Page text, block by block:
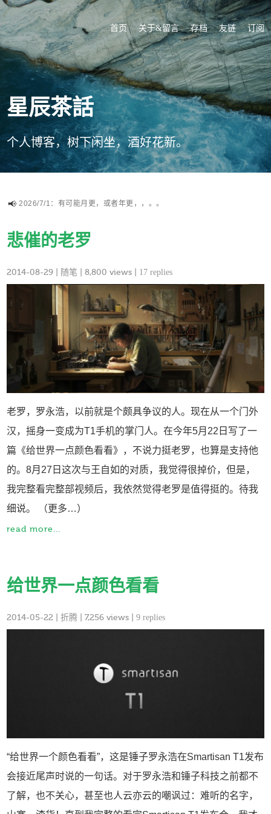
首页 关于&留言 存档 友链 订阅
星辰茶話
个人博客，树下闲坐，酒好花新。
2026/7/1：有可能月更，或者年更，，。。
悲催的老罗
2014-08-29 随笔 | 8,800 views | 17 replies
老罗，罗永浩，以前就是个颇具争议的人。现在从一个门外
汉，摇身一变成为T1手机的掌门人。在今年5月22日写了一
篇《给世界一点颜色看看》，不说力挺老罗，也算是支持他
的。8月27日这次与王自如的对质，我觉得很掉价，但是，
我完整看完整部视频后，我依然觉得老罗是值得挺的。待我
细说。 （更多…）
read more...
给世界一点颜色看看
2014-05-22 |折腾 | 7,256 views |9 replies
“给世界一个颜色看看”，这是锤子罗永浩在Smartisan T1发布
会接近尾声时说的一句话。对于罗永浩和锤子科技之前都不
了解，也不关心，甚至也人云亦云的嘲讽过：难听的名字，